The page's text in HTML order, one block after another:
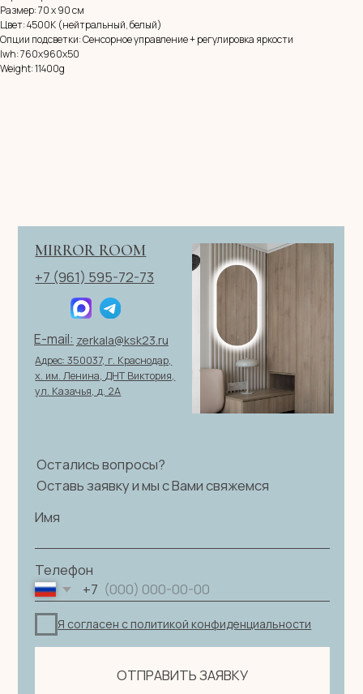
Размер: 70 х 90 см
Цвет: 4500К (нейтральный, белый)
Опции подсветки: Сенсорное управление + регулировка яркости
lwh: 760x960x50
Weight: 11400g
© 2026 ИП Клевцов Е.А.Все права защищены.
Политика конфиденциальности|Согласие на обработку
персональных данных|Договор оферты
Остались вопросы?
Оставь заявку и мы с Вами свяжемся
Имя